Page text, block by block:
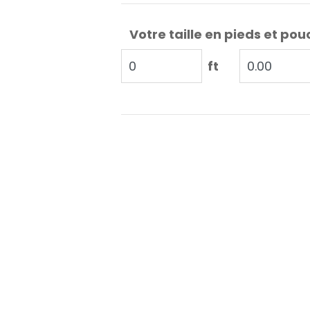
Votre taille en pieds et
ft